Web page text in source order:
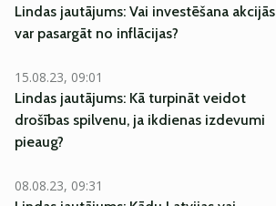
Lindas jautājums: Vai investēšana akcijās
var pasargāt no inflācijas?
15.08.23, 09:01
Lindas jautājums: Kā turpināt veidot
drošības spilvenu, ja ikdienas izdevumi
pieaug?
08.08.23, 09:31